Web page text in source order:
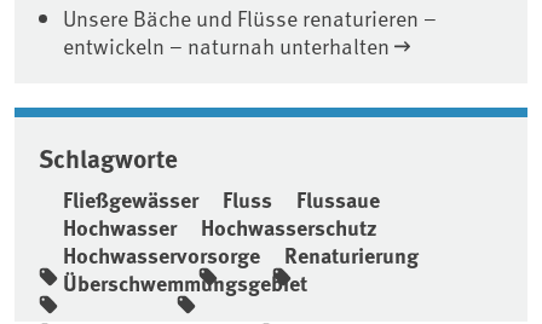
Unsere Bäche und Flüsse renaturieren –
entwickeln – naturnah unterhalten
Schlagworte
Fließgewässer Fluss
Flussaue
Hochwasser
Hochwasserschutz
Hochwasservorsorge
Renaturierung
Überschwemmungsgebiet